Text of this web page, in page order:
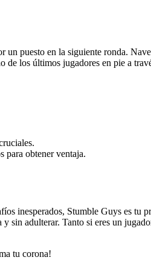
un puesto en la siguiente ronda.
de los últimos jugadores en pie a
para obtener ventaja.
inesperados, Stumble Guys es tu
sin adulterar. Tanto si eres un
tu corona!